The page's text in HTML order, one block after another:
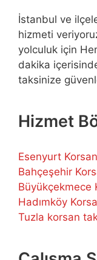
İstanbul ve
hizmeti
yolculuk için
dakika
taksinize
Hizmet
Esenyurt
Bahçeşehir
Büyükçekmece
Hadımköy
Tuzla korsan